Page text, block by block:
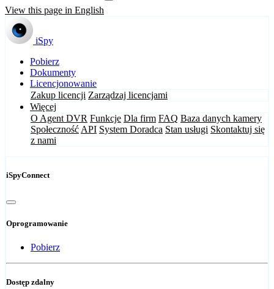
View this page in English
iSpy
Pobierz
Dokumenty
Licencjonowanie
Zakup licencji Zarządzaj licencjami
Więcej
O Agent DVR Funkcje Dla firm FAQ Baza danych kamery
Społeczność API System Doradca Stan usługi Skontaktuj się
z nami
iSpyConnect
Oprogramowanie
Pobierz
Dostęp zdalny